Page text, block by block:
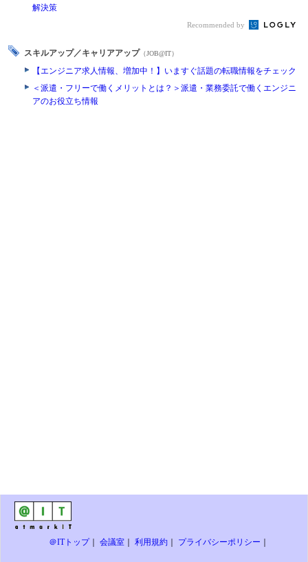
解決策
Recommended by
スキルアップ／キャリアアップ （JOB@IT）
【エンジニア求人情報、増加中！】いますぐ話題の転職情報をチェック
＜派遣・フリーで働くメリットとは？＞派遣・業務委託で働くエンジニ
アのお役立ち情報
＠ITトップ｜ 会議室 利用規約 プライバシーポリシー